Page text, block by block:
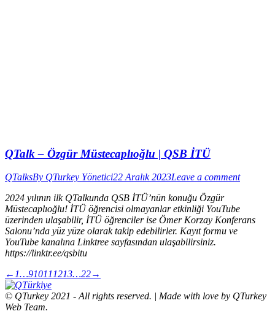
QTalk – Özgür Müstecaplıoğlu | QSB İTÜ
QTalksBy QTurkey Yönetici22 Aralık 2023Leave a comment
2024 yılının ilk QTalkunda QSB İTÜ’nün konuğu Özgür
Müstecaplıoğlu! İTÜ öğrencisi olmayanlar etkinliği YouTube
üzerinden ulaşabilir, İTÜ öğrenciler ise Ömer Korzay Konferans
Salonu’nda yüz yüze olarak takip edebilirler. Kayıt formu ve
YouTube kanalına Linktree sayfasından ulaşabilirsiniz.
https://linktr.ee/qsbitu
← 1…91011 1213…22→
© QTurkey 2021 - All rights reserved. | Made with love by QTurkey
Web Team.